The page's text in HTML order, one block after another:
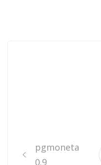
pgmoneta
0.9